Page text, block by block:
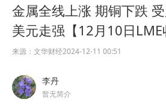
掌上有色
金属全线上涨 期铜下跌
美元走强【12月10日LME
来源： 文华财经2024-12-11 00:51
李丹
暂无简介